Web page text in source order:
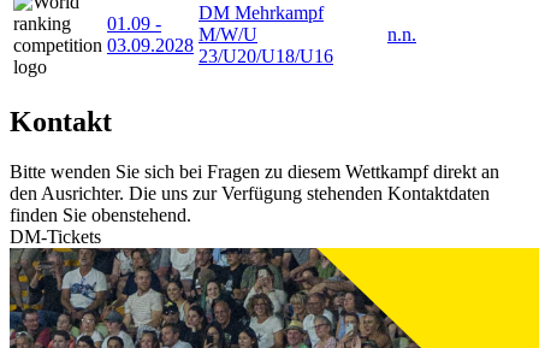
01.09 -
03.09.2028
DM Mehrkampf
M/W/U
23/U20/U18/U16
n.n.
Kontakt
Bitte wenden Sie sich bei Fragen zu diesem Wettkampf direkt an
den Ausrichter. Die uns zur Verfügung stehenden Kontaktdaten
finden Sie obenstehend.
DM-Tickets